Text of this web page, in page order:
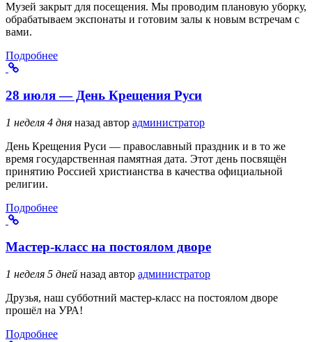
Музей закрыт для посещения. Мы проводим плановую уборку,
обрабатываем экспонаты и готовим залы к новым встречам с
вами.
Подробнее
28 июля — День Крещения Руси
1 неделя 4 дня назад автор администратор
День Крещения Руси — православный праздник и в то же
время государственная памятная дата. Этот день посвящён
принятию Россией христианства в качества официальной
религии.
Подробнее
Мастер-класс на постоялом дворе
1 неделя 5 дней назад автор администратор
Друзья, наш субботний мастер-класс на постоялом дворе
прошёл на УРА!
Подробнее